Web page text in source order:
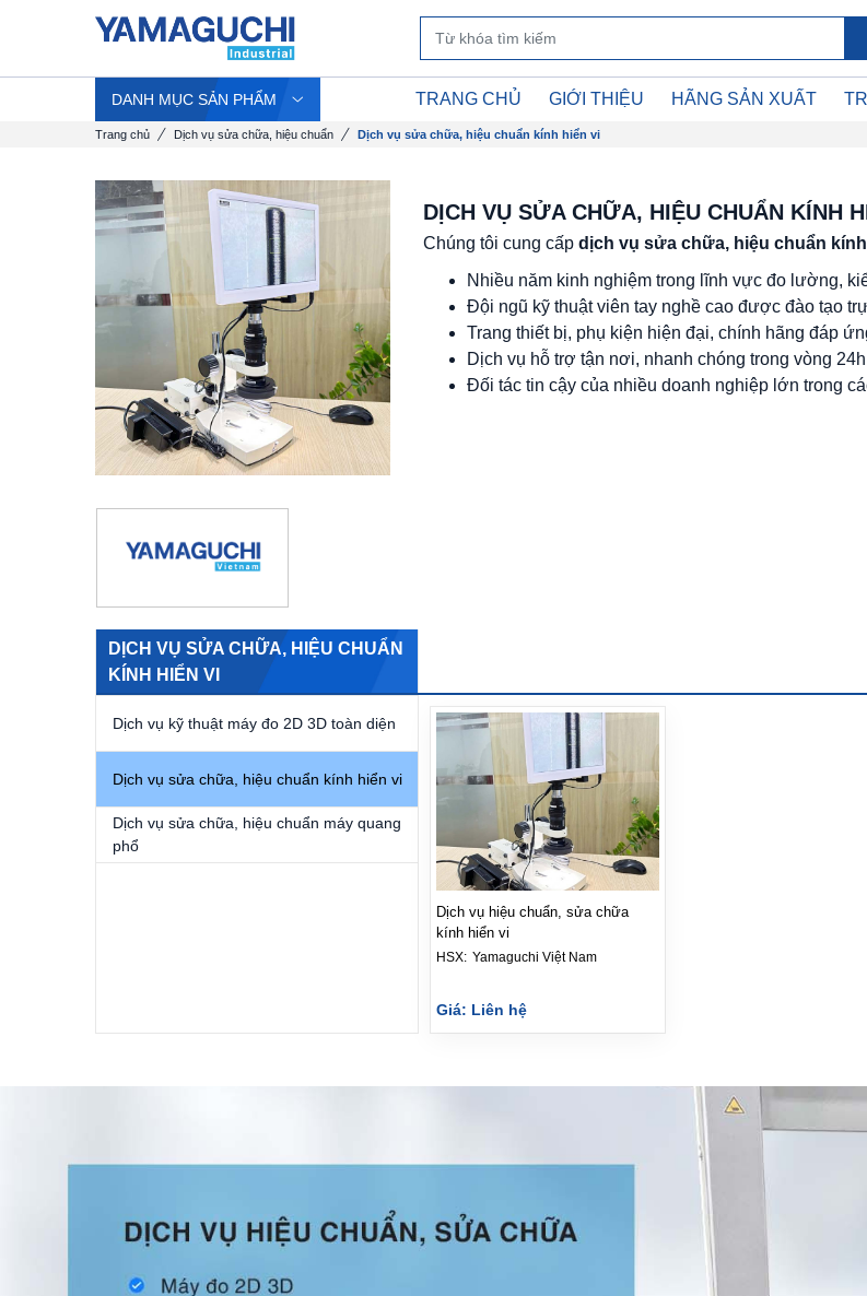
DANH MỤC SẢN PHẨM TRANG CHỦ GIỚI THIỆU HÃNG SẢN XUẤT
Trang chủ Dịch vụ sửa chữa, hiệu chuẩn Dịch vụ sửa chữa, hiệu chuẩn kính hiển vi
DỊCH VỤ SỬA CHỮA, HIỆU CHUẨN KÍNH
Chúng tôi cung cấp dịch vụ sửa chữa, hiệu chuẩn
Nhiều năm kinh nghiệm trong lĩnh vực đo lường,
Đội ngũ kỹ thuật viên tay nghề cao được đào tạo
Trang thiết bị, phụ kiện hiện đại, chính hãng đáp
Dịch vụ hỗ trợ tận nơi, nhanh chóng trong vòng 24h
Đối tác tin cậy của nhiều doanh nghiệp lớn trong
DỊCH VỤ SỬA CHỮA, HIỆU CHUẨN
KÍNH HIỂN VI
Dịch vụ kỹ thuật máy đo 2D 3D toàn diện
Dịch vụ sửa chữa, hiệu chuẩn kính hiển vi
Dịch vụ sửa chữa, hiệu chuẩn máy quang
phổ
Dịch vụ hiệu chuẩn, sửa chữa
kính hiển vi
HSX: Yamaguchi Việt Nam
Giá: Liên hệ